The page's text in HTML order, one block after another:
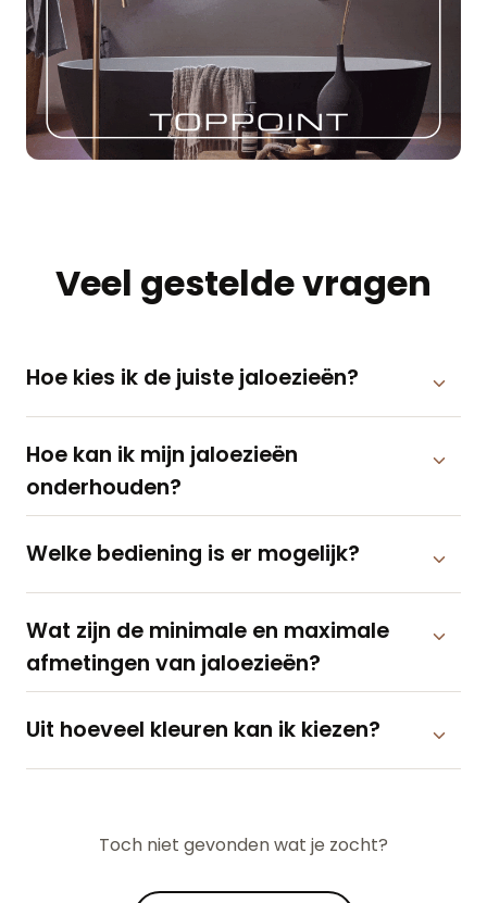
Veel gestelde vragen
Hoe kies ik de juiste jaloezieën?
Hoe kan ik mijn jaloezieën
onderhouden?
Welke bediening is er mogelijk?
Wat zijn de minimale en maximale
afmetingen van jaloezieën?
Uit hoeveel kleuren kan ik kiezen?
Toch niet gevonden wat je zocht?